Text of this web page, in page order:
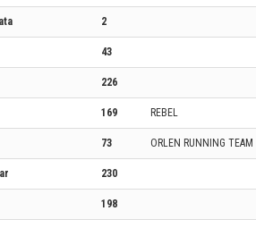
2
43
226
169 REBEL
73 ORLEN RUNNING TEAM
230
198